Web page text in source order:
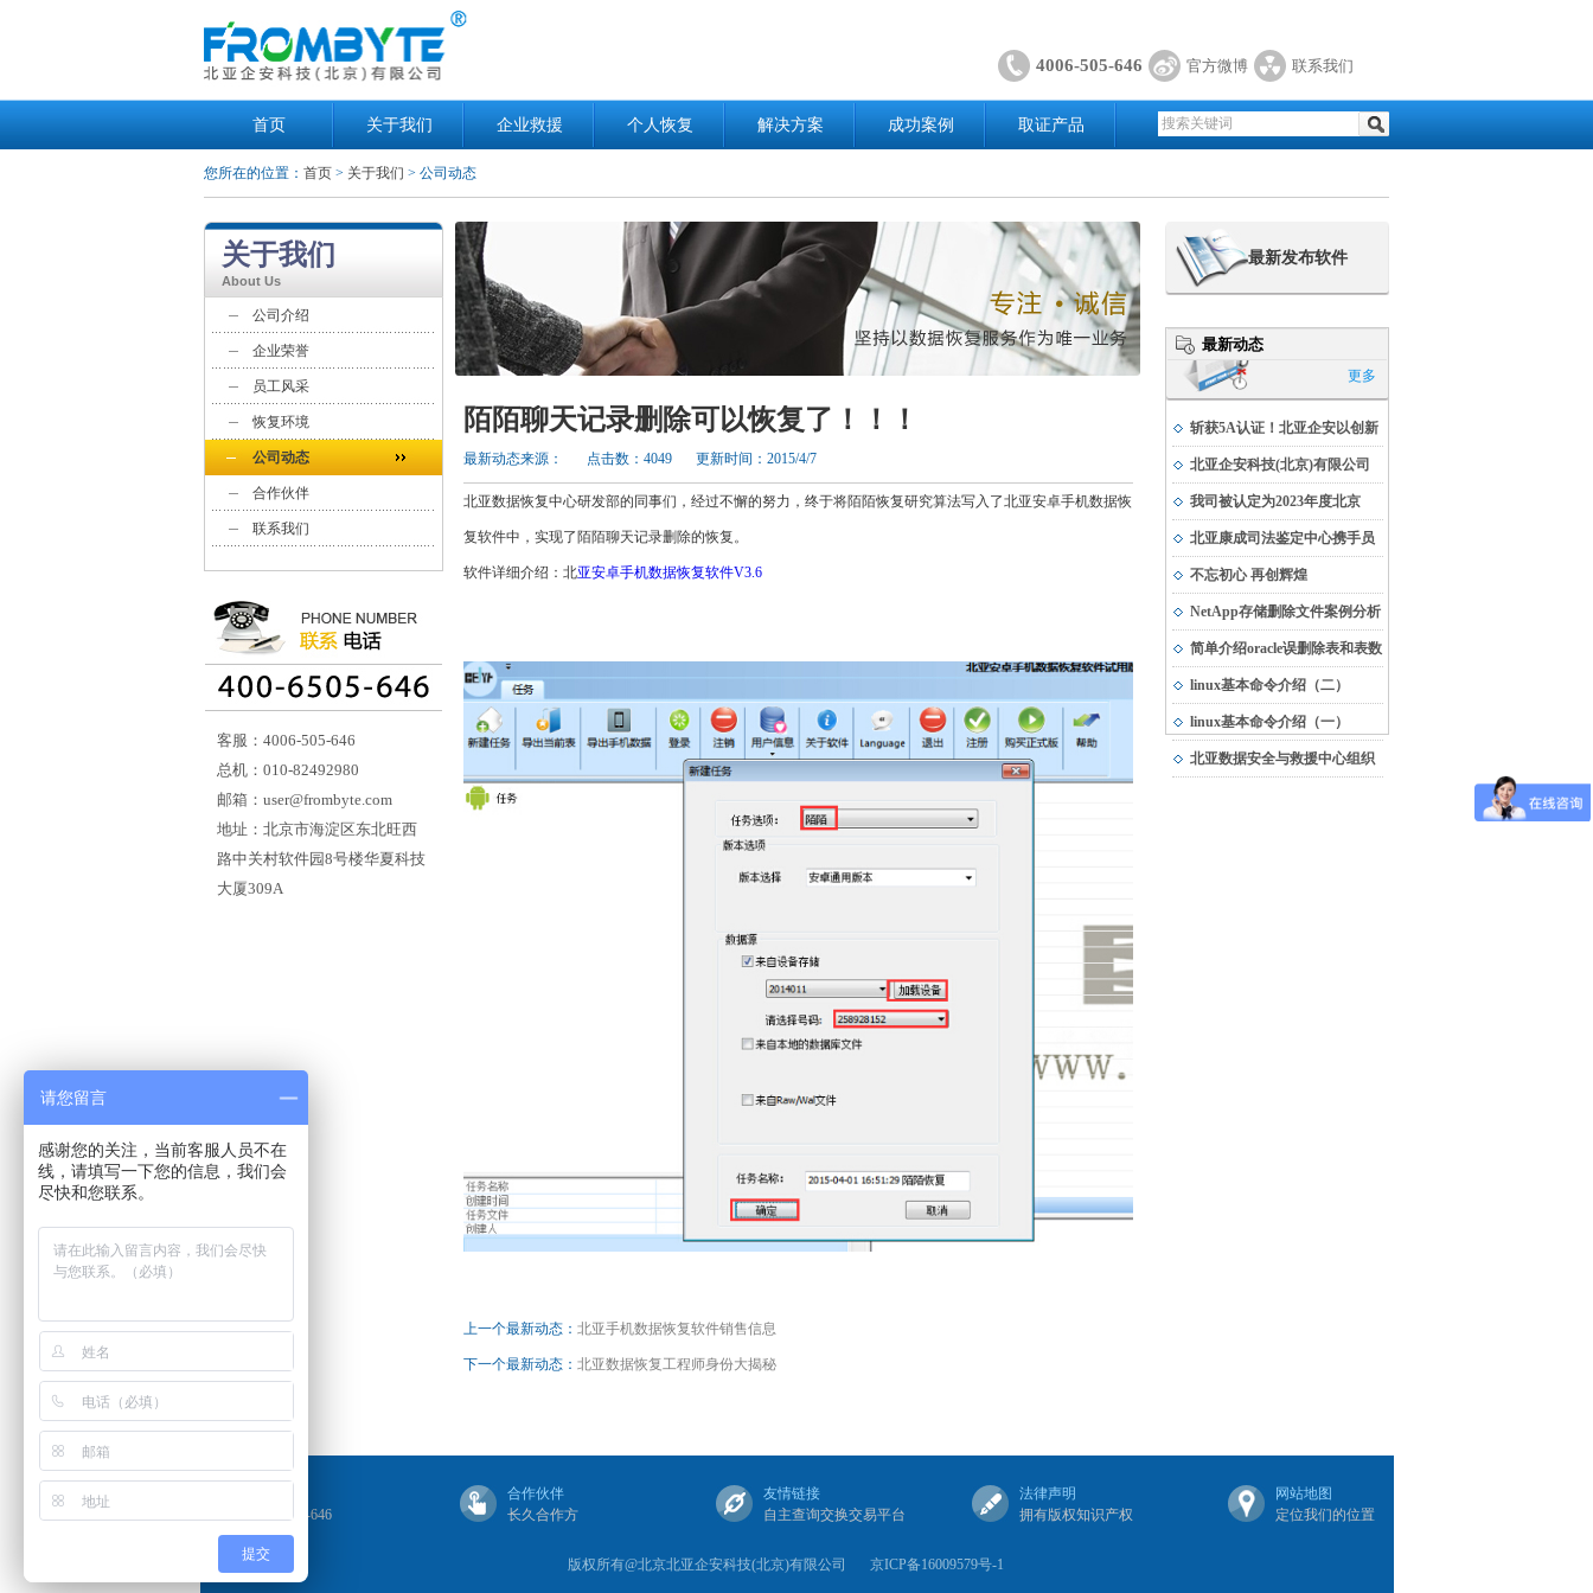
4006-505-646 官方微博 联系我们
首页 关于我们 企业救援 个人恢复 解决方案 成功案例 取证产品
您所在的位置： 首页 > 关于我们 > 公司动态
关于我们
About Us
公司介绍
企业荣誉
员工风采
恢复环境
公司动态
合作伙伴
联系我们
客服：4006-505-646
总机：010-82492980
邮箱：user@frombyte.com
地址：北京市海淀区东北旺西
路中关村软件园8号楼华夏科技
大厦309A
陌陌聊天记录删除可以恢复了！！！
最新动态来源： 点击数：4049 更新时间：2015/4/7
北亚数据恢复中心研发部的同事们，经过不懈的努力，终于将陌陌恢复研究算法写入了北亚安卓手机数据恢
复软件中，实现了陌陌聊天记录删除的恢复。
软件详细介绍：北亚安卓手机数据恢复软件V3.6
上一个最新动态： 北亚手机数据恢复软件销售信息
下一个最新动态： 北亚数据恢复工程师身份大揭秘
最新发布软件
最新动态
更多
斩获5A认证！北亚企安以创新
实力书写科技发展新篇
北亚企安科技(北京)有限公司
荣获公安部科学技术奖
我司被认定为2023年度北京
市“专精特新”中小企业
北亚康成司法鉴定中心携手员
工，与受灾地区共渡难关
不忘初心 再创辉煌
NetApp存储删除文件案例分析
简单介绍oracle误删除表和表数
据的恢复方法
linux基本命令介绍（二）
linux基本命令介绍（一）
北亚数据安全与救援中心组织
4006-505-646
合作伙伴
长久合作方
友情链接
自主查询交换交易平台
法律声明
拥有版权知识产权
网站地图
定位我们的位置
版权所有@北京北亚企安科技(北京)有限公司 京ICP备16009579号-1
请您留言
感谢您的关注，当前客服人员不在
线，请填写一下您的信息，我们会
尽快和您联系。
提交